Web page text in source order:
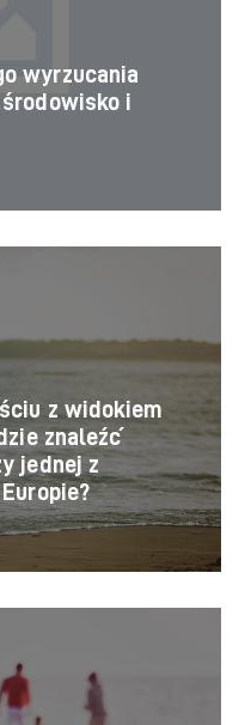
wyrzucania
i
z widokiem
znaleźć
jednej z